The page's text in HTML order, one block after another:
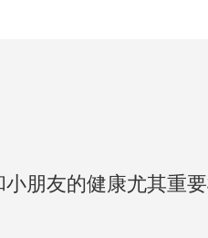
朋友的健康尤其重